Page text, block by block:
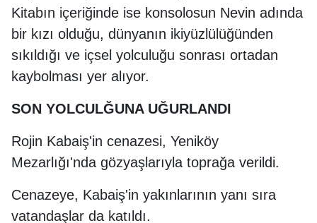
Kitabın içeriğinde ise konsolosun Nevin adında
bir kızı olduğu, dünyanın ikiyüzlülüğünden
sıkıldığı ve içsel yolculuğu sonrası ortadan
kaybolması yer alıyor.
SON YOLCULĞUNA UĞURLANDI
Rojin Kabaiş'in cenazesi, Yeniköy
Mezarlığı'nda gözyaşlarıyla toprağa verildi.
Cenazeye, Kabaiş'in yakınlarının yanı sıra
vatandaşlar da katıldı.